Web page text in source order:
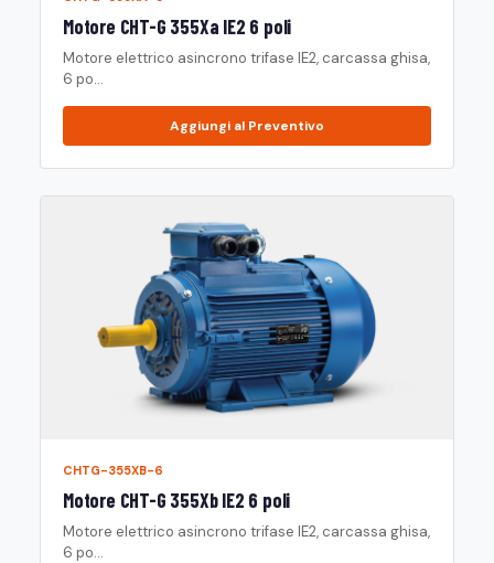
Motore CHT-G 355Xa IE2 6 poli
Motore elettrico asincrono trifase IE2, carcassa ghisa,
6 po...
Aggiungi al Preventivo
CHTG-355XB-6
Motore CHT-G 355Xb IE2 6 poli
Motore elettrico asincrono trifase IE2, carcassa ghisa,
6 po...